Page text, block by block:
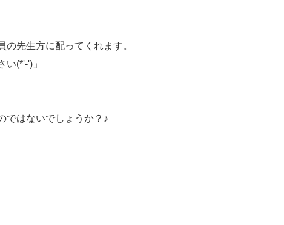
先生方に配ってくれます。
(*'-')」
ではないでしょうか？♪